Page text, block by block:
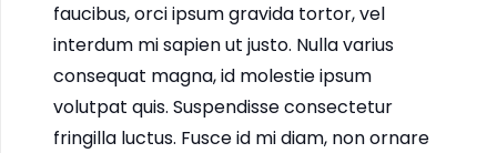
faucibus, orci ipsum gravida tortor, vel
interdum mi sapien ut justo. Nulla varius
consequat magna, id molestie ipsum
volutpat quis. Suspendisse consectetur
fringilla luctus. Fusce id mi diam, non ornare